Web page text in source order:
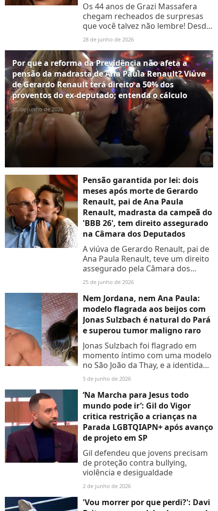
Os 44 anos de Grazi Massafera
chegam recheados de surpresas
que você talvez não lembre! Desde
o namoro reprovado pelos pais no
BBB5 até uma semelhança
inesperada com Carmem de 'A
Viagem'
28 de junho de 2026
Por que a reforma da Previdência não afeta a
pensão da madrasta de Ana Paula Renault? Viúva
de Gerardo Renault terá direito a 50% dos
proventos do ex-deputado; entenda o cálculo
25 de junho de 2026
Pensão garantida por lei: dois
meses após morte de Gerardo
Renault, pai de Ana Paula
Renault, madrasta da campeã do
'BBB 26', tem direito assegurado
na Câmara dos Deputados
A viúva de Gerardo Renault, pai de
Ana Paula Renault, teve um direito
assegurado pela Câmara dos
Deputados e irá receber uma
pensão após a morte do ex-
deputado
25 de junho de 2026
Nem Jordana, nem Ana Paula:
modelo flagrada aos beijos com
Jonas Sulzbach é natural do Pará
e superou tumor maligno raro
Jonas Sulzbach foi flagrado em
momento íntimo com uma modelo
no São João da Thay, e a identidade
da mulher misteriosa já está entre
nós. Saiba quem é!
5 de junho de 2026
‘Na Marcha para Jesus todo
mundo pode ir’: Gil do Vigor
critica restrição a crianças na
Parada LGBTQIAPN+ após avanço
de projeto em SP
Gil defendeu que jovens precisam
de proteção contra bullying,
violência e desigualdade
2 de junho de 2026
'Vou morrer por que perdi?': Davi